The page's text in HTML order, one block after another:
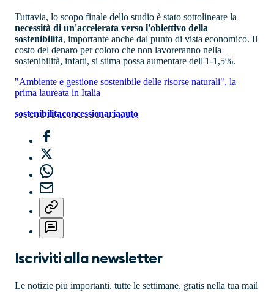
Tuttavia, lo scopo finale dello studio è stato sottolineare la
necessità di un'accelerata verso l'obiettivo della
sostenibilità, importante anche dal punto di vista economico. Il
costo del denaro per coloro che non lavoreranno nella
sostenibilità, infatti, si stima possa aumentare dell'1-1,5%.
"Ambiente e gestione sostenibile delle risorse naturali", la
prima laureata in Italia
sostenibilitaconcessionariaauto
Iscriviti alla newsletter
Le notizie più importanti, tutte le settimane, gratis nella tua mail